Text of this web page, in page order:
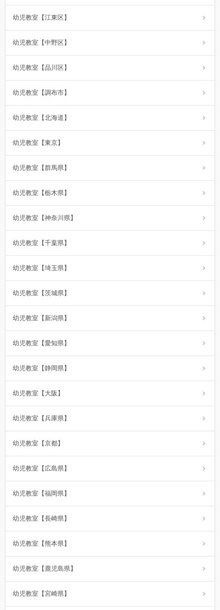
幼児教室【江東区】
幼児教室【中野区】
幼児教室【品川区】
幼児教室【調布市】
幼児教室【北海道】
幼児教室【東京】
幼児教室【群馬県】
幼児教室【栃木県】
幼児教室【神奈川県】
幼児教室【千葉県】
幼児教室【埼玉県】
幼児教室【茨城県】
幼児教室【新潟県】
幼児教室【愛知県】
幼児教室【静岡県】
幼児教室【大阪】
幼児教室【兵庫県】
幼児教室【京都】
幼児教室【広島県】
幼児教室【福岡県】
幼児教室【長崎県】
幼児教室【熊本県】
幼児教室【鹿児島県】
幼児教室【宮崎県】